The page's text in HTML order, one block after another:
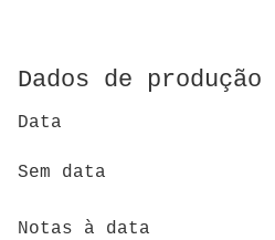
Dados de produção
Data
Sem data
Notas à data